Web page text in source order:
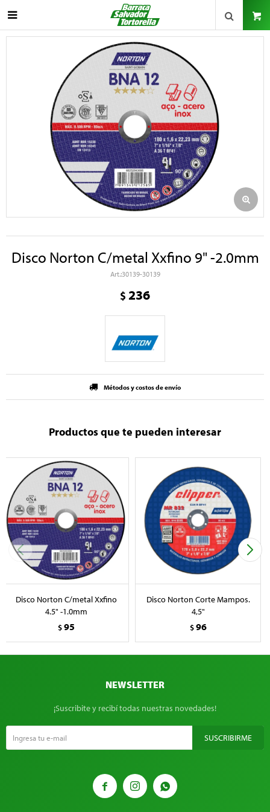

Disco Norton C/metal Xxfino 9" -2.0mm
30139-30139
$ 236
Métodos y costos de envío
Productos que te pueden interesar
Disco Norton C/metal Xxfino
4.5" -1.0mm
$ 95
Disco Norton Corte Mampos.
4,5"
$ 96
  
NEWSLETTER
¡Suscribite y recibí todas nuestras novedades!
SUSCRIBIRME